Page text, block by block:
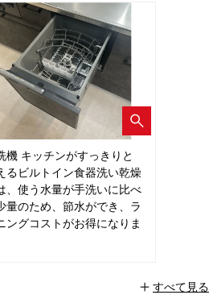
機 キッチンがすっきりと
るビルトイン食器洗い乾燥
、使う水量が手洗いに比べ
量のため、節水ができ、ラ
ングコストがお得になりま
+ すべて見る